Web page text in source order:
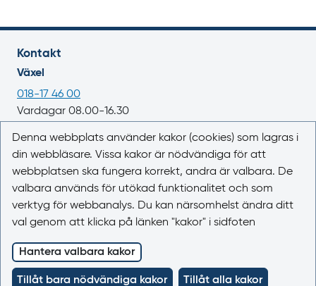
Kontakt
Växel
018-17 46 00
Vardagar 08.00-16.30
E-post
registrator@lakemedelsverket.se
Om webbplatsen
Om Läkemedelsboken
Kontakta oss
Kakor (cookies)
Tillgänglighet
Denna webbplats använder kakor (cookies) som lagras i
din webbläsare. Vissa kakor är nödvändiga för att
webbplatsen ska fungera korrekt, andra är valbara. De
valbara används för utökad funktionalitet och som
verktyg för webbanalys. Du kan närsomhelst ändra ditt
val genom att klicka på länken "kakor" i sidfoten
Hantera valbara kakor
Tillåt bara nödvändiga kakor Tillåt alla kakor